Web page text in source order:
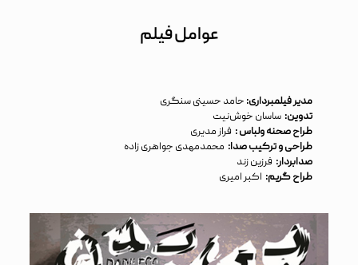
عوامل فیلم
مدیر فیلمبرداری: حامد حسینی سنگری
تدوین: ساسان خوش‌نیت
طراح صحنه ولباس : فراز مدیری
طراحی و ترکیب صدا: محمدمهدی جواهری زاده
صدابردار: فرزین زند
طراح گریم: اکبر امیری